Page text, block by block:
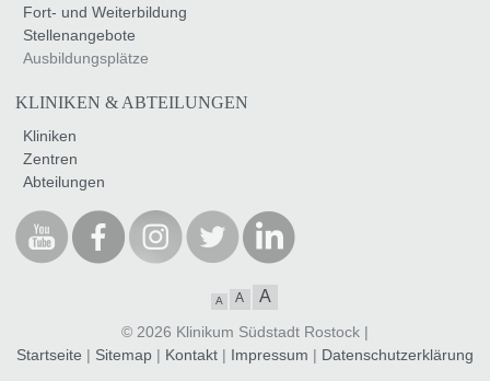
Fort- und Weiterbildung
Stellenangebote
Ausbildungsplätze
KLINIKEN & ABTEILUNGEN
Kliniken
Zentren
Abteilungen
A A A
© 2026 Klinikum Südstadt Rostock |
Startseite | Sitemap | Kontakt | Impressum | Datenschutzerklärung